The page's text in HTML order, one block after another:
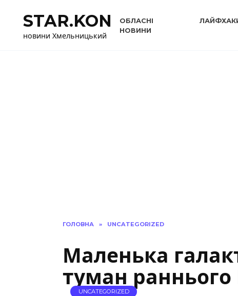
вмістуSTAR.KON
новини Хмельницький
ОБЛАСНІ
НОВИНИ
ГОЛОВНА » UNCATEGORIZED
Маленька
туман раннього
UNCATEGORIZED